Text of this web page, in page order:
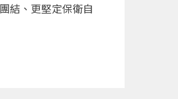
結、更堅定保衛自